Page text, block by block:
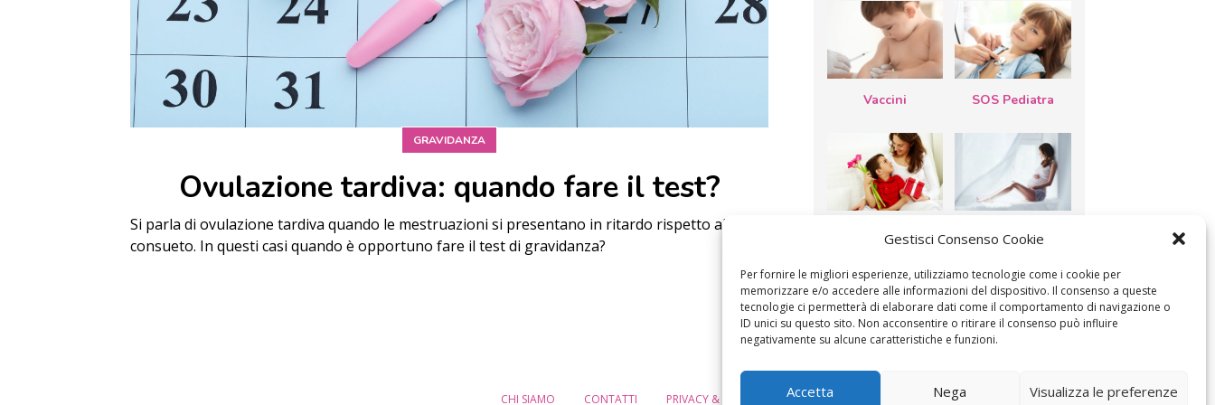
Gestisci Consenso Cookie
Per fornire le migliori esperienze, utilizziamo tecnologie come i cookie per
memorizzare e/o accedere alle informazioni del dispositivo. Il consenso a queste
tecnologie ci permetterà di elaborare dati come il comportamento di navigazione o
ID unici su questo sito. Non acconsentire o ritirare il consenso può influire
negativamente su alcune caratteristiche e funzioni.
Accetta Nega Visualizza le preferenze
GRAVIDANZA
Ovulazione tardiva: quando fare il test?
Si parla di ovulazione tardiva quando le mestruazioni si presentano in ritardo rispetto al
consueto. In questi casi quando è opportuno fare il test di gravidanza?
Vaccini SOS Pediatra
Festa della
mamma: lavoretti,
filastrocche
Le settimane di
gravidanza
CHI SIAMO CONTATTI PRIVACY & COOKIE POLICY MODIFICA IL CONSENSO COOKIE POLICY (UE)